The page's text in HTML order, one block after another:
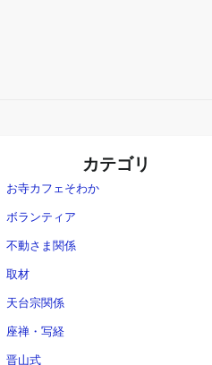
カテゴリ
お寺カフェそわか
ボランティア
不動さま関係
取材
天台宗関係
座禅・写経
晋山式